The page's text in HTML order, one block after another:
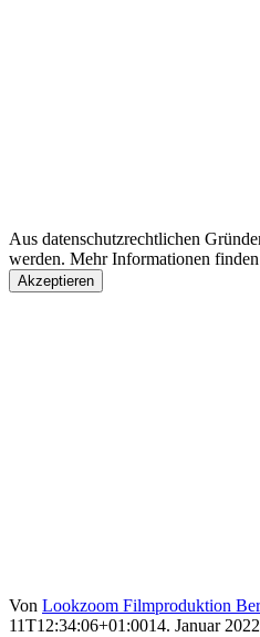
Aus datenschutzrechtlichen
werden. Mehr Informationen
Akzeptieren
Von Lookzoom Filmproduktion
11T12:34:06+01:0014. Januar 2022